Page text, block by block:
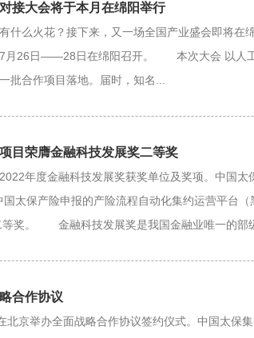
接大会将于本月在绵阳举行
么火花？接下来，又一场全国产业盛会即将在
7月26日——28日在绵阳召开。 本次大会 以人
批合作项目落地。届时，知名...
目荣膺金融科技发展奖二等奖
年度金融科技发展奖获奖单位及奖项。中国太
太保产险申报的产险流程自动化集约运营平台
等奖。 金融科技发展奖是我国金融业唯一的部
合作协议
京举办全面战略合作协议签约仪式。中国太保